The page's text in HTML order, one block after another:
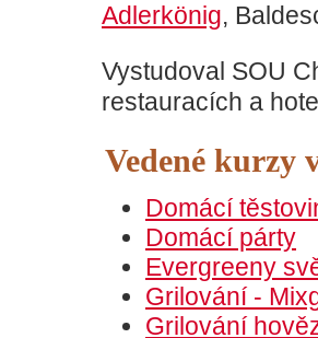
Adlerkönig,
Vystudoval SOU
restauracích a
Vedené kurzy
Domácí
Domácí párty
Evergreeny
Grilování -
Grilování